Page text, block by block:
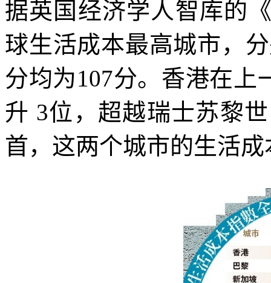
据英国经济学人智库的
球生活成本最高城市，
分均为107分。香港在上
升 3位，超越瑞士苏黎
首，这两个城市的生活